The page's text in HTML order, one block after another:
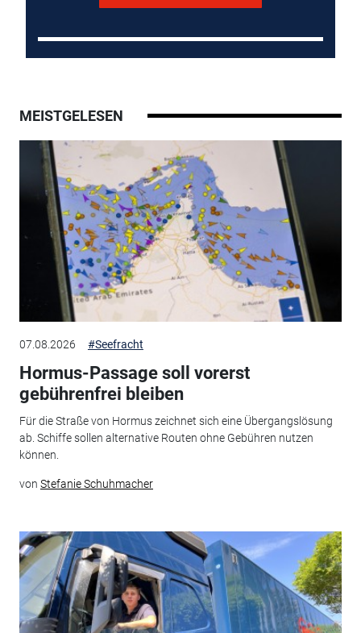
MEISTGELESEN
07.08.2026 #Seefracht
Hormus-Passage soll vorerst
gebührenfrei bleiben
Für die Straße von Hormus zeichnet sich eine Übergangslösung
ab. Schiffe sollen alternative Routen ohne Gebühren nutzen
können.
von Stefanie Schuhmacher